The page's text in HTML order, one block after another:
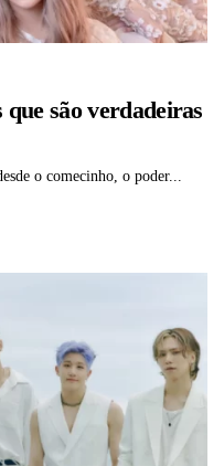
são verdadeiras
o comecinho, o poder...